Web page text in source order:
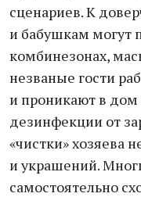
сценариев. К
и бабушкам могут
комбинезонах,
незваные гости
и проникают в
дезинфекции от
«чистки» хозяева
и украшений.
самостоятельно